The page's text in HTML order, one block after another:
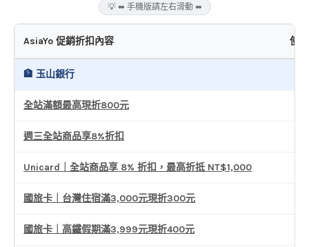
💡 ⬌ 手機版請左右滑動 ⬌
AsiaYo 促銷折扣內容 使
🏦 玉山銀行
全站滿額最高現折800元
週三全站商品享8%折扣
Unicard｜全站商品享 8% 折扣，最高折抵 NT$1,000
國旅卡｜台灣住宿滿3,000元現折300元
國旅卡｜高鐵假期滿3,999元現折400元